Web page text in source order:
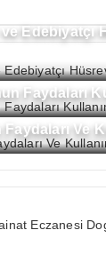
Edebiyatçı
Faydaları
Ve